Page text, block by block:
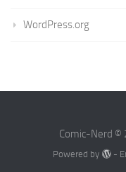
WordPress.org
Comic-Nerd ©
Powered by -